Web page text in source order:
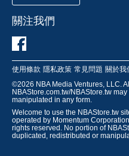
關注我們
使用條款 隱私政策 常見問題 關於我
©2026 NBA Media Ventures, LLC.
NBAStore.com.tw/NBAStore.tw
manipulated in any form.
Welcome to use the NBAStore.tw
operated by Momentum
rights reserved. No portion of
duplicated, redistributed or